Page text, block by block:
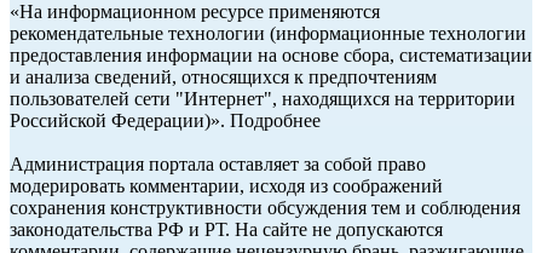
«На информационном ресурсе применяются
рекомендательные технологии (информационные технологии
предоставления информации на основе сбора, систематизации
и анализа сведений, относящихся к предпочтениям
пользователей сети "Интернет", находящихся на территории
Российской Федерации)». Подробнее
Администрация портала оставляет за собой право
модерировать комментарии, исходя из соображений
сохранения конструктивности обсуждения тем и соблюдения
законодательства РФ и РТ. На сайте не допускаются